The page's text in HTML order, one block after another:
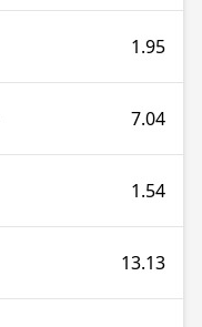
1.95
7.04
1.54
13.13